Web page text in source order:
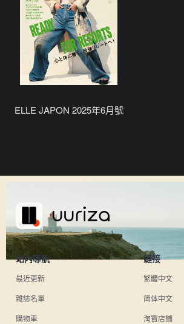
ELLE JAPON 2025年6月號
站內導航
最近更新
雜誌名單
購物車
鏈接
繁體中文
简体中文
淘寶店鋪